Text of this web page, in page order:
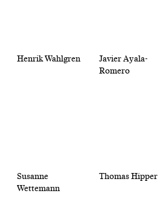
Henrik Wahlgren
Javier Ayala-
Romero
Susanne
Wettemann
Thomas Hipper